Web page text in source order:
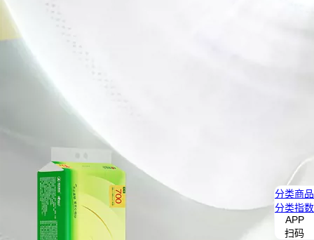
分类商品
分类指数
APP
扫码